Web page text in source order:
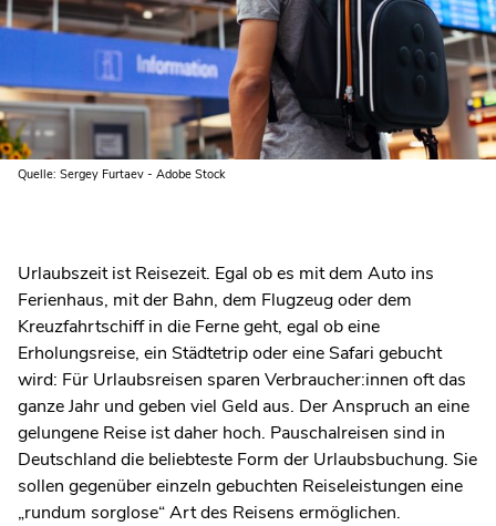
Quelle: Sergey Furtaev - Adobe Stock
Urlaubszeit ist Reisezeit. Egal ob es mit dem Auto ins
Ferienhaus, mit der Bahn, dem Flugzeug oder dem
Kreuzfahrtschiff in die Ferne geht, egal ob eine
Erholungsreise, ein Städtetrip oder eine Safari gebucht
wird: Für Urlaubsreisen sparen Verbraucher:innen oft das
ganze Jahr und geben viel Geld aus. Der Anspruch an eine
gelungene Reise ist daher hoch. Pauschalreisen sind in
Deutschland die beliebteste Form der Urlaubsbuchung. Sie
sollen gegenüber einzeln gebuchten Reiseleistungen eine
„rundum sorglose“ Art des Reisens ermöglichen.